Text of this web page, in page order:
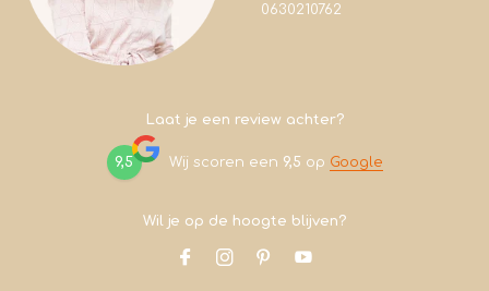
0630210762
Laat je een review achter?
9,5 Wij scoren een 9,5 op Google
Wil je op de hoogte blijven?